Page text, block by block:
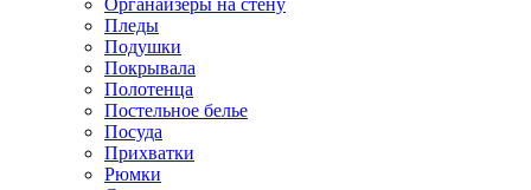
Органайзеры на стену
Пледы
Подушки
Покрывала
Полотенца
Постельное белье
Посуда
Прихватки
Рюмки